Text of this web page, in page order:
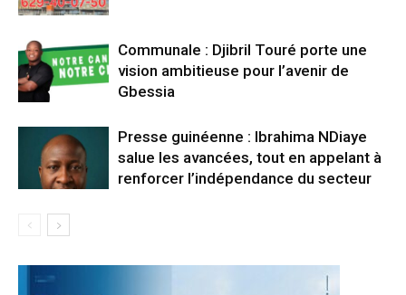
Communale : Djibril Touré porte une
vision ambitieuse pour l’avenir de
Gbessia
Presse guinéenne : Ibrahima NDiaye
salue les avancées, tout en appelant à
renforcer l’indépendance du secteur